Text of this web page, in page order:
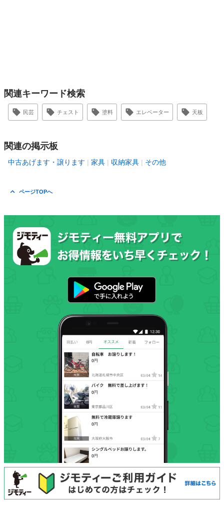
関連キーワード検索
民芸 チェスト 塗料 エレベーター 天板
関連の掲示板
中古あげます・譲ります 家具 収納家具 その他
ページTOPへ